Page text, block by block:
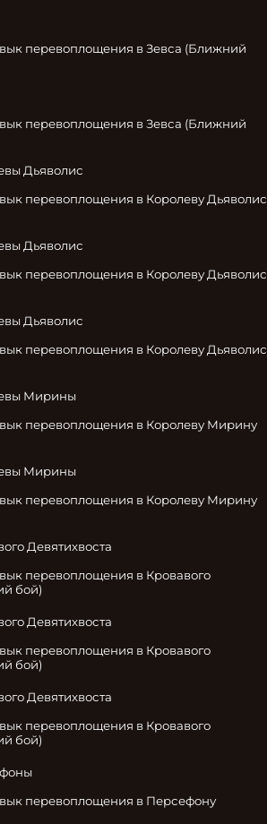
перевоплощения в Зевса (Ближний
перевоплощения в Зевса (Ближний
Дьяволис
перевоплощения в Королеву Дьяволис
Дьяволис
перевоплощения в Королеву Дьяволис
Дьяволис
перевоплощения в Королеву Дьяволис
Мирины
перевоплощения в Королеву Мирину
Мирины
перевоплощения в Королеву Мирину
Девятихвоста
перевоплощения в Кровавого
бой)
Девятихвоста
перевоплощения в Кровавого
бой)
Девятихвоста
перевоплощения в Кровавого
бой)
перевоплощения в Персефону